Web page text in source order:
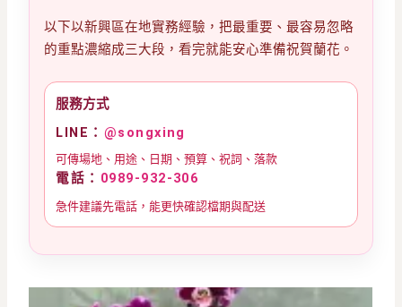
以下以新興區在地實務經驗，把最重要、最容易忽略
的重點濃縮成三大段，看完就能安心準備祝賀蘭花。
服務方式
LINE： @songxing
可傳場地、用途、日期、預算、祝詞、落款
電話： 0989-932-306
急件建議先電話，能更快確認檔期與配送